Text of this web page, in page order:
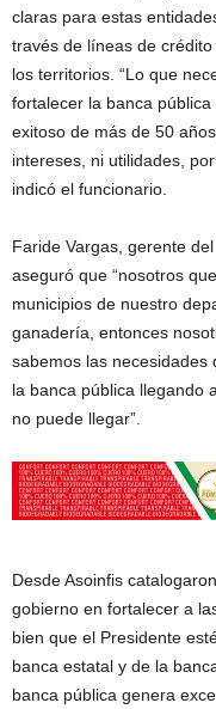
claras para estas
través de líneas de
los territorios. “Lo que
fortalecer la banca
exitoso de más de 50
intereses, ni utilidades,
indicó el funcionario.
Faride Vargas, gerente
aseguró que “nosotros
municipios de nuestro
ganadería, entonces
sabemos las
la banca pública llegando
no puede llegar”.
Desde Asoinfis
gobierno en fortalecer a
bien que el Presidente
banca estatal y de la
banca pública genera